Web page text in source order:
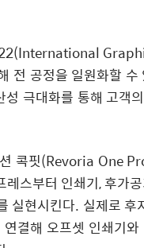
전 공정을 일원화할
극대화를 통해 고객
콕핏(Revoria One
스부터 인쇄기, 후가
실현시킨다. 실제로
연결해 오프셋 인쇄